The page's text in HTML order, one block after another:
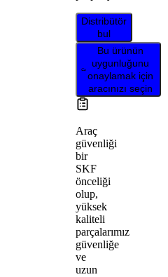
Distribütör
bul
Bu ürünün
uygunluğunu
onaylamak için
aracınızı seçin
Araç
güvenliği
bir
SKF
önceliği
olup,
yüksek
kaliteli
parçalarımız
güvenliğe
ve
uzun